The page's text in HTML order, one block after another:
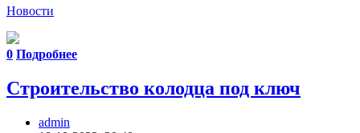
Новости
0 Подробнее
Строительство колодца под ключ
admin